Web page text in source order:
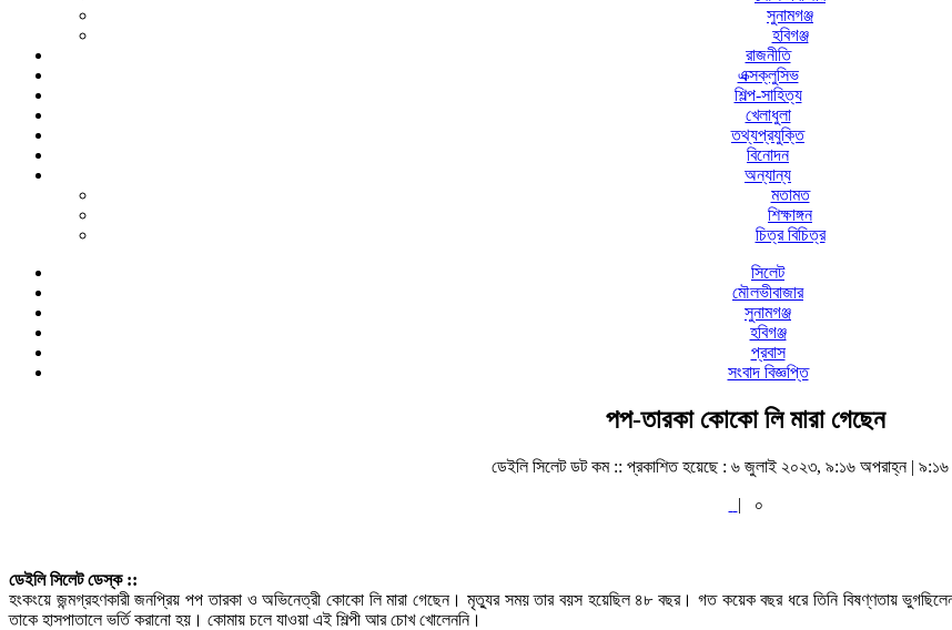
সুনামগঞ্জ
হবিগঞ্জ
রাজনীতি
এক্সক্লুসিভ
শিল্প-সাহিত্য
খেলাধুলা
তথ্যপ্রযুক্তি
বিনোদন
অন্যান্য
মতামত
শিক্ষাঙ্গন
চিত্র বিচিত্র
সিলেট
মৌলভীবাজার
সুনামগঞ্জ
হবিগঞ্জ
প্রবাস
সংবাদ বিজ্ঞপ্তি
পপ-তারকা কোকো লি মারা গেছেন
ডেইলি সিলেট ডট কম :: প্রকাশিত হয়েছে : ৬ জুলাই ২০২৩, ৯:১৬ অপরাহ্ন | ৯:১৬
|
০
ডেইলি সিলেট ডেস্ক ::
হংকংয়ে জন্মগ্রহণকারী জনপ্রিয় পপ তারকা ও অভিনেত্রী কোকো লি মারা গেছেন। মৃত্যুর সময় তার বয়স হয়েছিল ৪৮ বছর। গত কয়েক বছর ধরে তিনি বিষণ্ণতায়
তাকে হাসপাতালে ভর্তি করানো হয়। কোমায় চলে যাওয়া এই শিল্পী আর চোখ খোলেননি।